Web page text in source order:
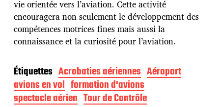
n
vie orientée vers l’aviation. Cette activité
encouragera non seulement le développement des
compétences motrices fines mais aussi la
connaissance et la curiosité pour l’aviation.
Étiquettes Acrobaties aériennes Aéroport
avions en vol formation d'avions
spectacle aérien Tour de Contrôle